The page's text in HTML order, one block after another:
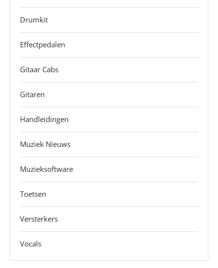
Drumkit
Effectpedalen
Gitaar Cabs
Gitaren
Handleidingen
Muziek Nieuws
Muzieksoftware
Toetsen
Versterkers
Vocals